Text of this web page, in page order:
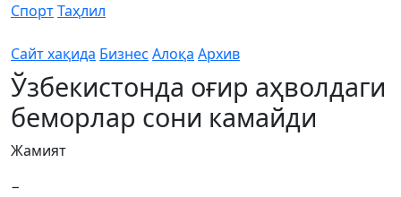
СпортТаҳлил
Сайт хақида Бизнес Алоқа Архив
Ўзбекистонда оғир аҳволдаги
беморлар сони камайди
Жамият
−